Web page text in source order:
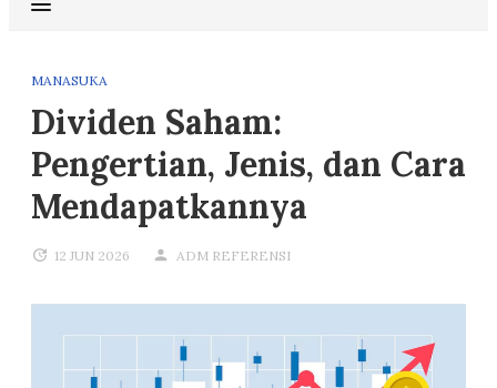
MANASUKA
Dividen Saham:
Pengertian, Jenis, dan Cara
Mendapatkannya
12 JUN 2026 ADM REFERENSI